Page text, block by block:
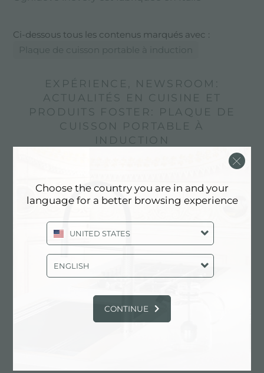
Ci-dessous tous les contenus marqués avec :
Plaque de cuisson portable à induction
EXPÉRIENCE, NEWSROOM:
ACTUALITÉS EN CUISINE ET
PRODUITS FOSTER: PLAQUE DE
CUISSON PORTABLE À
INDUCTION
Choose the country you are in and your
language for a better browsing experience
UNITED STATES
ENGLISH
CONTINUE